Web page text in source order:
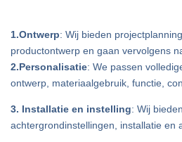
1.Ontwerp: Wij bieden
productontwerp en gaan vervolgens
2.Personalisatie: We passen
ontwerp, materiaalgebruik, functie,
3. Installatie en instelling: Wij
achtergrondinstellingen, installatie en